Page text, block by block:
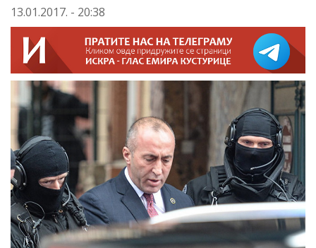
13.01.2017. - 20:38